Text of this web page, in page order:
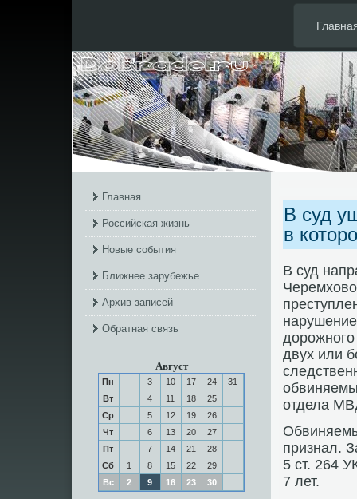
Главная
Российская жизнь
Новые события
Ближнее зарубежье
Архив записей
Обратная связь
Август
Пн 3 10 17 24
31
Вт
4 11 18
25
Ср
5 12 19
26
Чт
6 13 20
27
Пт
7 14 21
28
Сб
1 8 15 22
29
Вс
2 9 16 23 30
В суд
в
В суд
двух или
отдела
признал.
5 ст. 264
7 лет.